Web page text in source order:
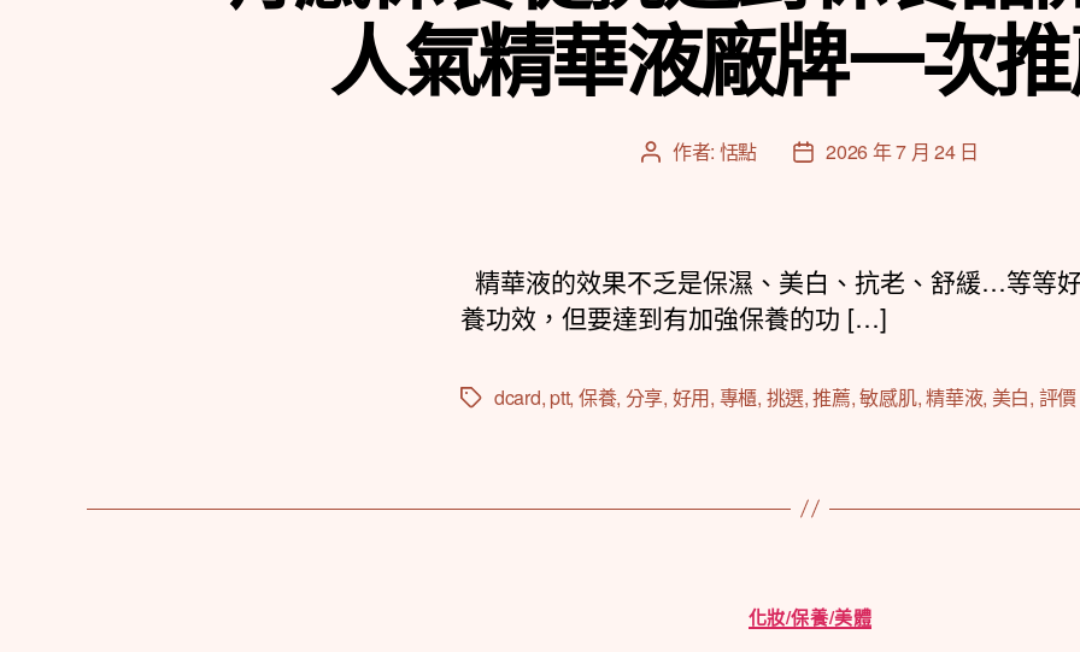
人氣精華液廠牌一次
文 作者: 恬點
文
日
期
2026 年 7 月 24 日
精華液的效果不乏是保濕、美白、抗老、舒緩…等等
養功效，但要達到有加強保養的功 […]
標 dcard, ptt, 保養, 分享, 好用, 專櫃, 挑選,推薦,敏感肌,精華液, 美白, 評價
分
類
化妝/保養/美體